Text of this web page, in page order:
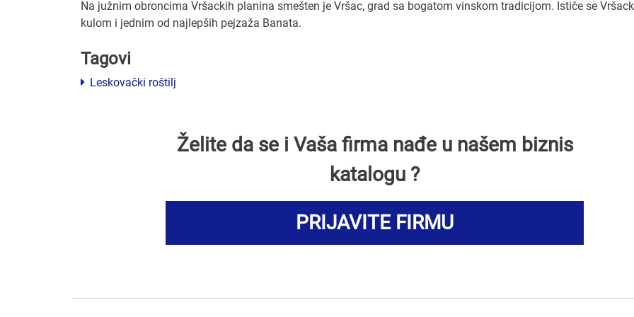
Na južnim obroncima Vršackih planina smešten je Vršac, grad sa bogatom vinskom tradicijom. Ističe se
kulom i jednim od najlepših pejzaža Banata.
Tagovi
Leskovački roštilj
Želite da se i Vaša firma nađe u našem biznis
katalogu ?
PRIJAVITE FIRMU